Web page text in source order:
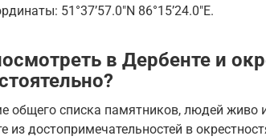
51°37’57.0″N 86°15’24.0″E.
в Дербенте и
общего списка памятников, людей живо
из достопримечательностей в